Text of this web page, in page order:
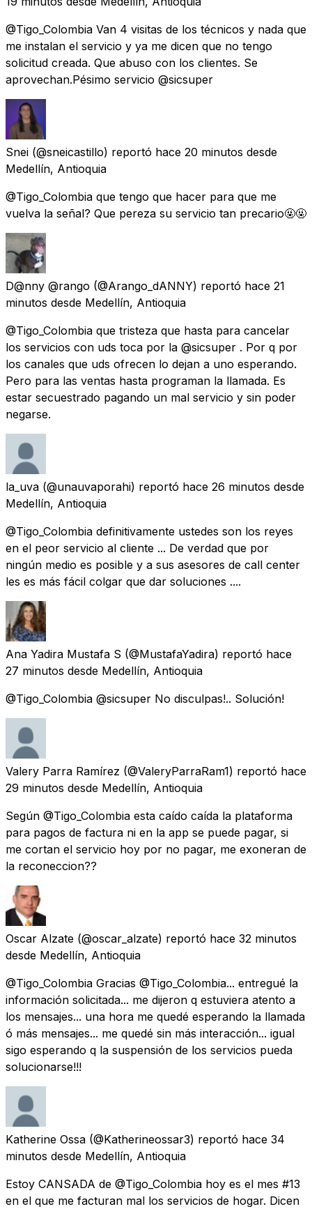
@Tigo_Colombia Van 4 visitas de los técnicos y nada que
me instalan el servicio y ya me dicen que no tengo
solicitud creada. Que abuso con los clientes. Se
aprovechan.Pésimo servicio @sicsuper
Snei (@sneicastillo) reportó hace 20 minutos desde
Medellín, Antioquia
@Tigo_Colombia que tengo que hacer para que me
vuelva la señal? Que pereza su servicio tan precario🤬🤬
D@nny @rango (@Arango_dANNY) reportó hace 21
minutos desde Medellín, Antioquia
@Tigo_Colombia que tristeza que hasta para cancelar
los servicios con uds toca por la @sicsuper . Por q por
los canales que uds ofrecen lo dejan a uno esperando.
Pero para las ventas hasta programan la llamada. Es
estar secuestrado pagando un mal servicio y sin poder
negarse.
la_uva (@unauvaporahi) reportó hace 26 minutos desde
Medellín, Antioquia
@Tigo_Colombia definitivamente ustedes son los reyes
en el peor servicio al cliente ... De verdad que por
ningún medio es posible y a sus asesores de call center
les es más fácil colgar que dar soluciones ....
Ana Yadira Mustafa S (@MustafaYadira) reportó hace
27 minutos desde Medellín, Antioquia
@Tigo_Colombia @sicsuper No disculpas!.. Solución!
Valery Parra Ramírez (@ValeryParraRam1) reportó hace
29 minutos desde Medellín, Antioquia
Según @Tigo_Colombia esta caído caída la plataforma
para pagos de factura ni en la app se puede pagar, si
me cortan el servicio hoy por no pagar, me exoneran de
la reconeccion??
Oscar Alzate (@oscar_alzate) reportó hace 32 minutos
desde Medellín, Antioquia
@Tigo_Colombia Gracias @Tigo_Colombia... entregué la
información solicitada... me dijeron q estuviera atento a
los mensajes... una hora me quedé esperando la llamada
ó más mensajes... me quedé sin más interacción... igual
sigo esperando q la suspensión de los servicios pueda
solucionarse!!!
Katherine Ossa (@Katherineossar3) reportó hace 34
minutos desde Medellín, Antioquia
Estoy CANSADA de @Tigo_Colombia hoy es el mes #13
en el que me facturan mal los servicios de hogar. Dicen